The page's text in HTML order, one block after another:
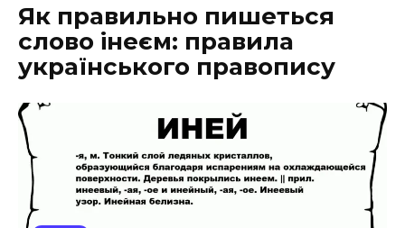
Як правильно пишеться
слово інеєм: правила
українського правопису